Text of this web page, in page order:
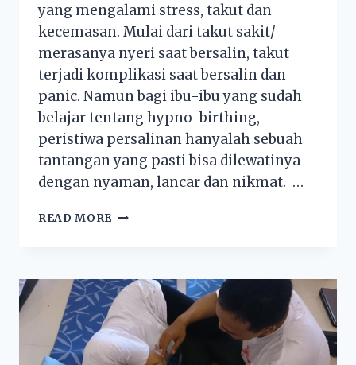
yang mengalami stress, takut dan
kecemasan. Mulai dari takut sakit/
merasanya nyeri saat bersalin, takut
terjadi komplikasi saat bersalin dan
panic. Namun bagi ibu-ibu yang sudah
belajar tentang hypno-birthing,
peristiwa persalinan hanyalah sebuah
tantangan yang pasti bisa dilewatinya
dengan nyaman, lancar dan nikmat. …
READ MORE